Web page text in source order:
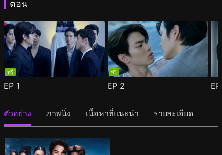
ตอน
ฟรี
EP 1
ฟรี
EP 2
ตัวอย่าง ภาพนิ่ง เนื้อหาที่แนะนำ รายละเอียด